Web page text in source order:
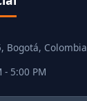
Bogotá, Colombia
- 5:00 PM